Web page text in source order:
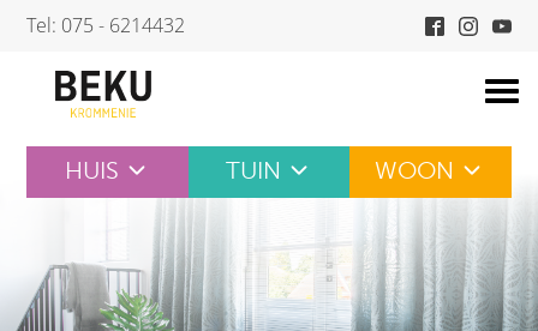
Skip
content
Tel: 075 - 6214432
HUIS TUIN WOON